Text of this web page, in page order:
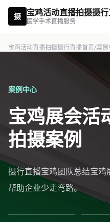
摄 宝鸡活动直播拍摄摄
医学手术直播服务
宝鸡活动直播拍摄摄行直播首页/案例
案例中心
宝鸡展会活
拍摄案例
摄行直播宝鸡团队总结宝鸡
帮助企业少走弯路。